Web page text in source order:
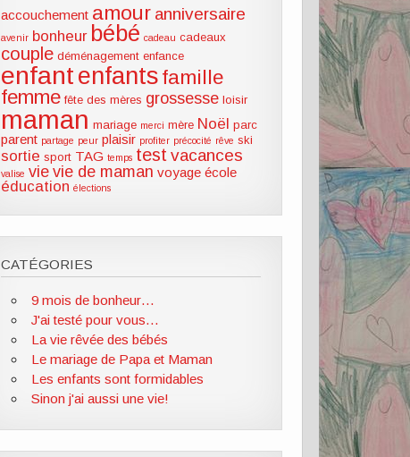
accouchement amour anniversaire
avenir bonheur bébé cadeau cadeaux
couple déménagement enfance
enfantenfantsfamille
femme fête des mères grossesse loisir
maman mariage merci mère Noël parc
parent partage peur plaisir profiter précocité rêve ski
sortie sport TAG temps test vacances
valise vie vie de maman voyage école
éducation élections
CATÉGORIES
9 mois de bonheur…
J'ai testé pour vous…
La vie rêvée des bébés
Le mariage de Papa et Maman
Les enfants sont formidables
Sinon j'ai aussi une vie!